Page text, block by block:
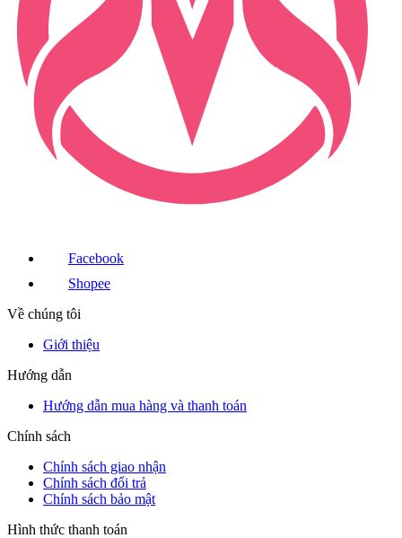
Facebook
Shopee
Về chúng tôi
Giới thiệu
Hướng dẫn
Hướng dẫn mua hàng và thanh toán
Chính sách
Chính sách giao nhận
Chính sách đổi trả
Chính sách bảo mật
Hình thức thanh toán